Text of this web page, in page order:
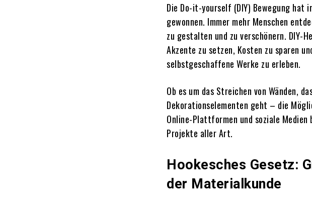
Die Do-it-yourself (DIY) Bewegung hat
gewonnen. Immer mehr Menschen
zu gestalten und zu verschönern. DIY-
Akzente zu setzen, Kosten zu sparen
selbstgeschaffene Werke zu erleben.
Ob es um das Streichen von Wänden,
Dekorationselementen geht – die
Online-Plattformen und soziale
Projekte aller Art.
Hookesches Gesetz:
der Materialkunde